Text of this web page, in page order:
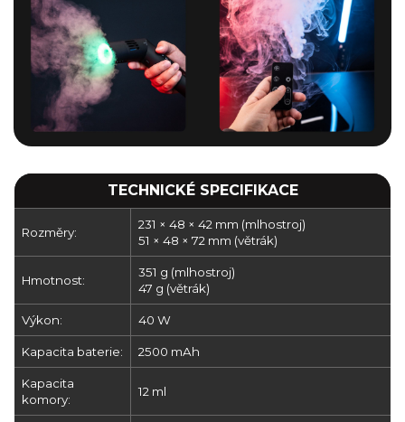
TECHNICKÉ SPECIFIKACE
Rozměry:
231 × 48 × 42 mm (mlhostroj)
51 × 48 × 72 mm (větrák)
Hmotnost:
351 g (mlhostroj)
47 g (větrák)
Výkon: 40 W
Kapacita baterie: 2500 mAh
Kapacita
komory:
12 ml